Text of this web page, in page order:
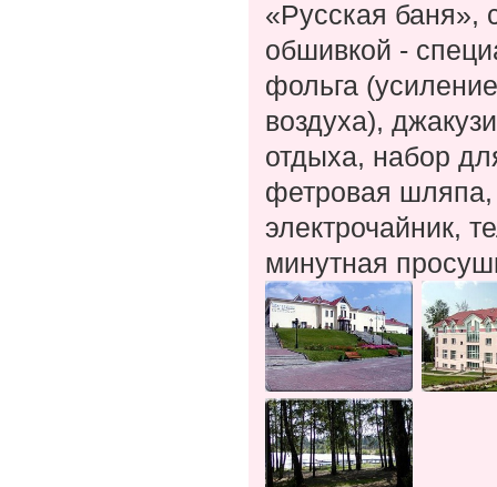
«Русская баня»,
обшивкой -
фольга
воздуха),
отдыха, набор
фетровая шляпа,
электрочайник,
минутная